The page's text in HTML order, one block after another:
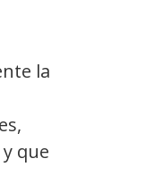
la
que